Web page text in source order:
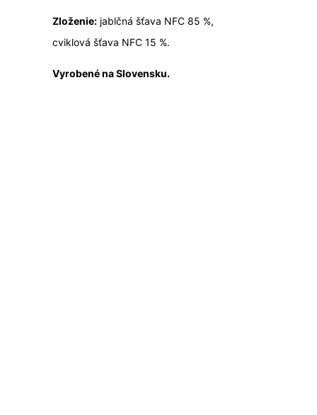
Zloženie: jablčná šťava NFC 85 %,
cviklová šťava NFC 15 %.
Vyrobené na Slovensku.